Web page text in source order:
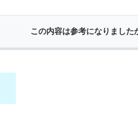
この内容は参考になりました